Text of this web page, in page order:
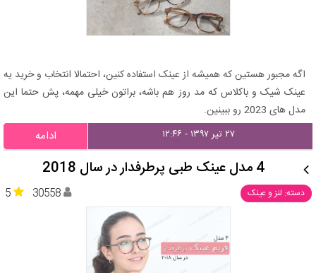
اگه مجبور هستین که همیشه از عینک استفاده کنین، احتمالا انتخاب و خرید یه
عینک شیک و باکلاس که مد روز هم باشه، براتون خیلی مهمه، پش حتما این
مدل های 2023 رو ببینین.
۲۷ تیر ۱۳۹۷ - ۱۲:۴۶ ادامه
4 مدل عینک طبی پرطرفدار در سال 2018
دسته: لنز و عینک 5 30558